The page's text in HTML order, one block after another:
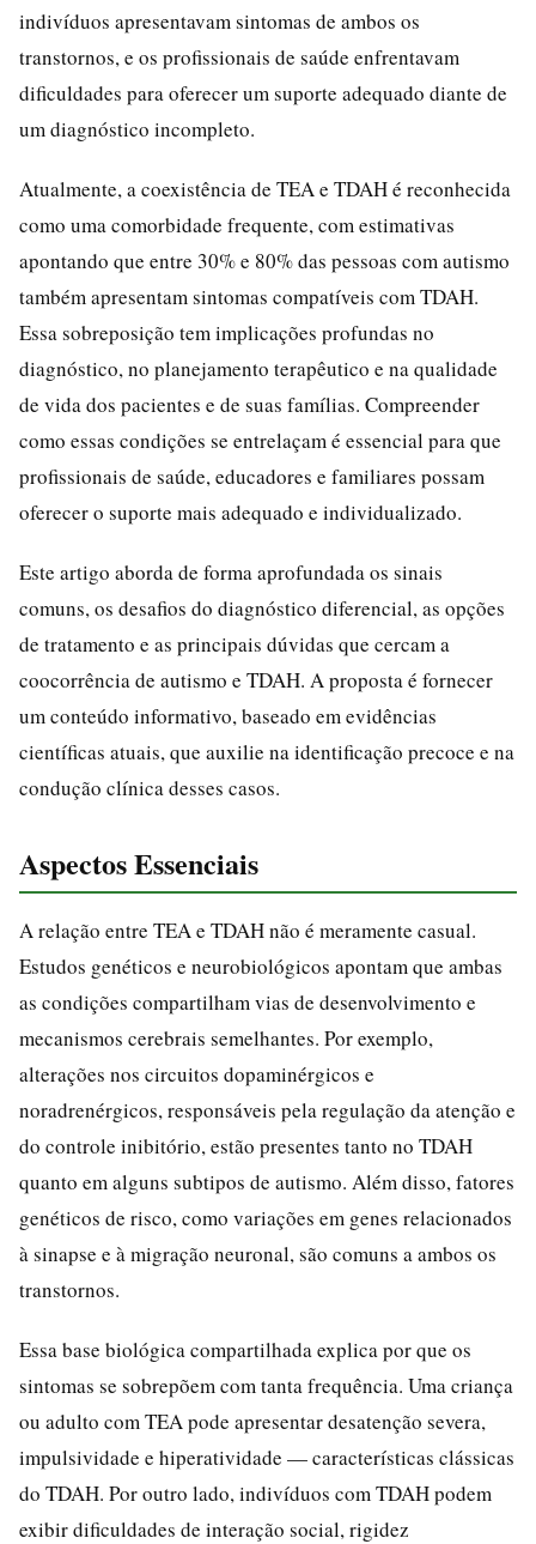
indivíduos apresentavam sintomas de ambos os
transtornos, e os profissionais de saúde enfrentavam
dificuldades para oferecer um suporte adequado diante de
um diagnóstico incompleto.
Atualmente, a coexistência de TEA e TDAH é reconhecida
como uma comorbidade frequente, com estimativas
apontando que entre 30% e 80% das pessoas com autismo
também apresentam sintomas compatíveis com TDAH.
Essa sobreposição tem implicações profundas no
diagnóstico, no planejamento terapêutico e na qualidade
de vida dos pacientes e de suas famílias. Compreender
como essas condições se entrelaçam é essencial para que
profissionais de saúde, educadores e familiares possam
oferecer o suporte mais adequado e individualizado.
Este artigo aborda de forma aprofundada os sinais
comuns, os desafios do diagnóstico diferencial, as opções
de tratamento e as principais dúvidas que cercam a
coocorrência de autismo e TDAH. A proposta é fornecer
um conteúdo informativo, baseado em evidências
científicas atuais, que auxilie na identificação precoce e na
condução clínica desses casos.
Aspectos Essenciais
A relação entre TEA e TDAH não é meramente casual.
Estudos genéticos e neurobiológicos apontam que ambas
as condições compartilham vias de desenvolvimento e
mecanismos cerebrais semelhantes. Por exemplo,
alterações nos circuitos dopaminérgicos e
noradrenérgicos, responsáveis pela regulação da atenção e
do controle inibitório, estão presentes tanto no TDAH
quanto em alguns subtipos de autismo. Além disso, fatores
genéticos de risco, como variações em genes relacionados
à sinapse e à migração neuronal, são comuns a ambos os
transtornos.
Essa base biológica compartilhada explica por que os
sintomas se sobrepõem com tanta frequência. Uma criança
ou adulto com TEA pode apresentar desatenção severa,
impulsividade e hiperatividade — características clássicas
do TDAH. Por outro lado, indivíduos com TDAH podem
exibir dificuldades de interação social, rigidez